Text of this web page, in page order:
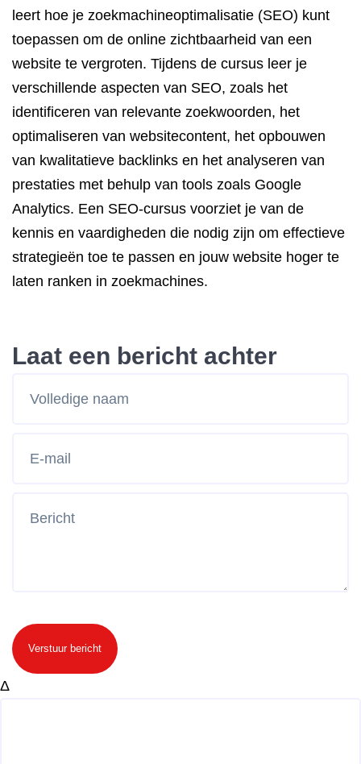
leert hoe je zoekmachineoptimalisatie (SEO) kunt
toepassen om de online zichtbaarheid van een
website te vergroten. Tijdens de cursus leer je
verschillende aspecten van SEO, zoals het
identificeren van relevante zoekwoorden, het
optimaliseren van websitecontent, het opbouwen
van kwalitatieve backlinks en het analyseren van
prestaties met behulp van tools zoals Google
Analytics. Een SEO-cursus voorziet je van de
kennis en vaardigheden die nodig zijn om effectieve
strategieën toe te passen en jouw website hoger te
laten ranken in zoekmachines.
Laat een bericht achter
Verstuur bericht
Δ